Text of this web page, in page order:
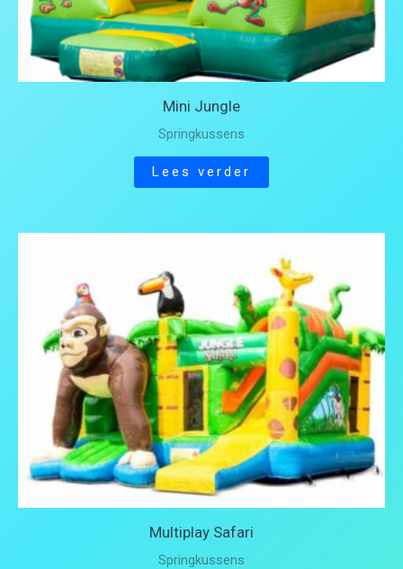
Mini Jungle
Springkussens
Lees verder
Multiplay Safari
Springkussens